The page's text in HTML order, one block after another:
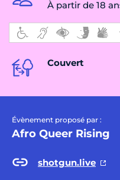
À partir de 18
Couvert
Évènement proposé par :
Afro Queer Rising
shotgun.live